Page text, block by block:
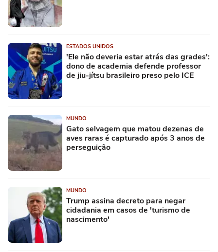
ESTADOS UNIDOS
'Ele não deveria estar atrás das grades':
dono de academia defende professor
de jiu-jítsu brasileiro preso pelo ICE
MUNDO
Gato selvagem que matou dezenas de
aves raras é capturado após 3 anos de
perseguição
MUNDO
Trump assina decreto para negar
cidadania em casos de 'turismo de
nascimento'